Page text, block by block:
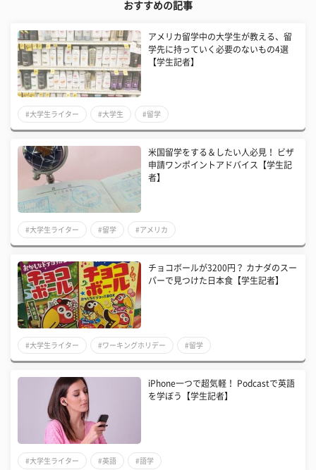
おすすめの記事
アメリカ留学中の大学生が教える、留
学先に持っていく必要のないもの4選
【学生記者】
#大学生ライター #大学生 #留学
米国留学をする＆したい人必見！ ビザ
申請ワンポイントアドバイス【学生記
者】
#大学生ライター #留学 #アメリカ
チョコボールが3200円？ カナダのスー
パーで見つけた日本食【学生記者】
#大学生ライター #ワーキングホリデー #留学
iPhone一つで超気軽！ Podcastで英語
を学ぼう【学生記者】
#大学生ライター #英語 #語学